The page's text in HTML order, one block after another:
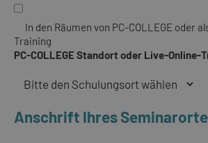
In den Räumen von PC-COLLEGE oder
Training
PC-COLLEGE Standort oder Live-Online-
Anschrift Ihres